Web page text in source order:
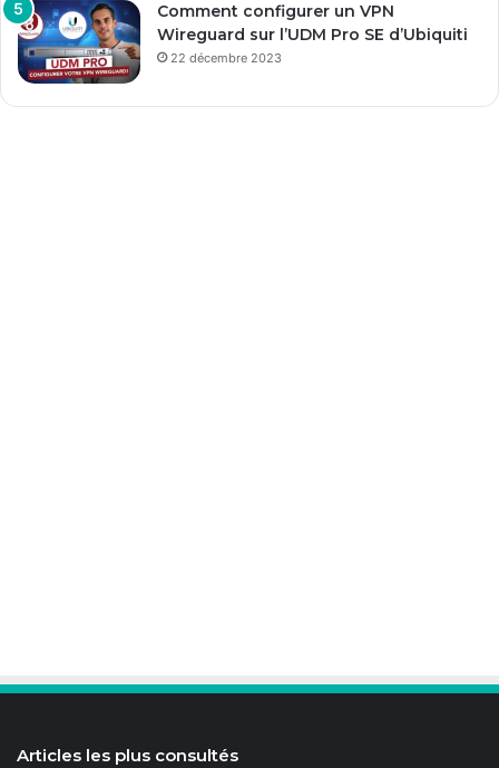
Comment configurer un VPN
Wireguard sur l’UDM Pro SE d’Ubiquiti
22 décembre 2023
Articles les plus consultés